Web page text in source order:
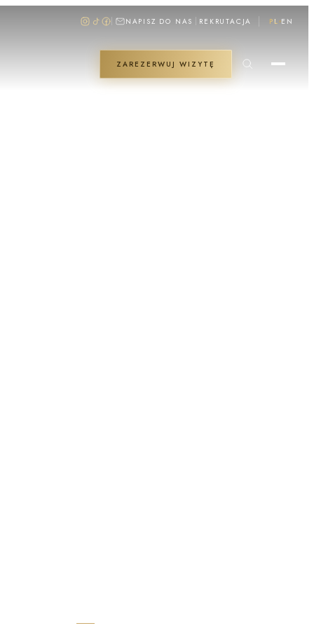
NAPISZ DO NAS REKRUTACJA PL EN
ZAREZERWUJ WIZYTĘ